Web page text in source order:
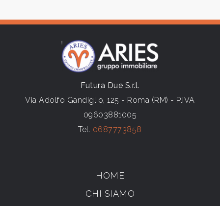
Futura Due S.r.l.
Via Adolfo Gandiglio, 125 - Roma (RM) - P.IVA
09603881005
Tel. 0687773858
HOME
CHI SIAMO